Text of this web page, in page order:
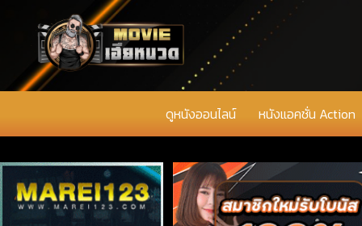
ดูหนังออนไลน์ หนังแอคชั่น Action